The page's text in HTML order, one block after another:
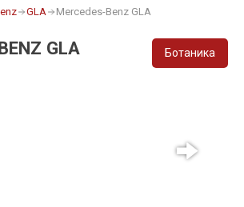
GLA Mercedes-Benz GLA
GLA
Ботаника